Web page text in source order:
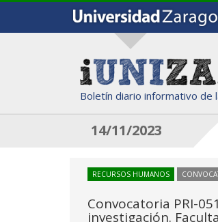
Boletín diario informativo de
14/11/2023
RECURSOS HUMANOS
Convocatoria PRI-
investigación.